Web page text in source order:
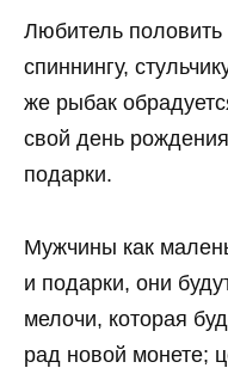
Любитель
спиннингу,
же рыбак
свой день
подарки.
Мужчины как
и подарки, они
мелочи, которая
рад новой монете;